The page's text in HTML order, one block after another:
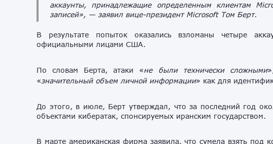
аккаунты, принадлежащие определенным клиентам
записей», — заявил вице-президент Microsoft Том Берт.
В результате попыток оказались взломаны четыре
официальными лицами США.
По словам Берта, атаки «не были технически сложными
«значительный объем личной информации» как для
До этого, в июле, Берт утверждал, что за последний год
объектами кибератак, спонсируемых иранским государством.
В марте американская фирма заявила, что сумела взять под